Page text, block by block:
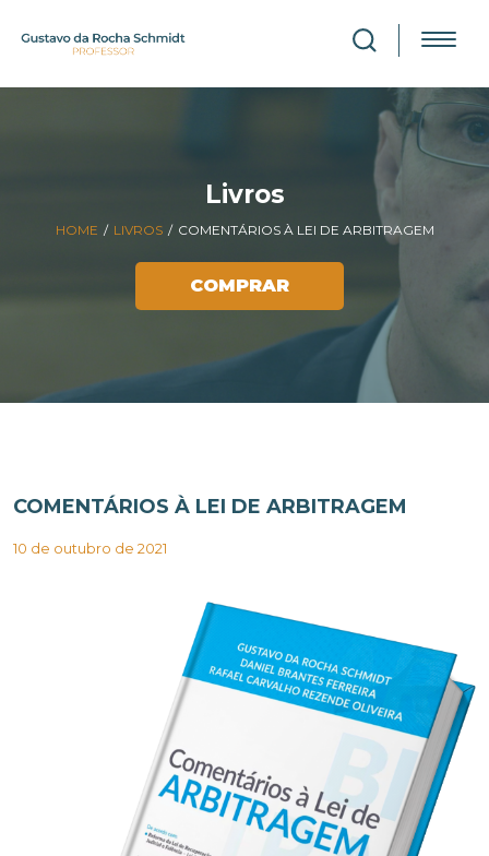
Livros
HOME / LIVROS / COMENTÁRIOS À LEI DE ARBITRAGEM
COMPRAR
COMENTÁRIOS À LEI DE ARBITRAGEM
10 de outubro de 2021